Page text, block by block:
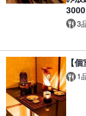
3
【
1